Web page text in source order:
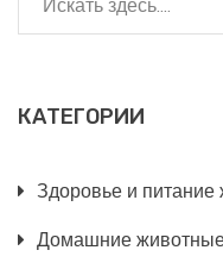
КАТЕГОРИИ
Здоровье и питание
Домашние